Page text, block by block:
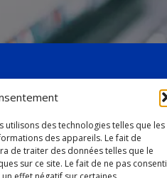
utilisons des technologies telles que les
des appareils. Le fait de
de traiter des données telles que le
sur ce site. Le fait de ne pas
19, avenue
Baie-Comeau
G4Z 1K5